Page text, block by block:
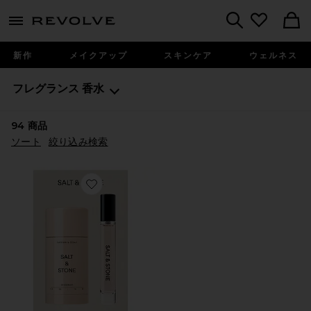
menu - shows more content
新作 メイクアップ スキンケア ウェルネス
フレグランス 香水
94 商品
ソート
絞り込み検索
Favorite SAFFRON & CEDAR DEODORANT + MINI